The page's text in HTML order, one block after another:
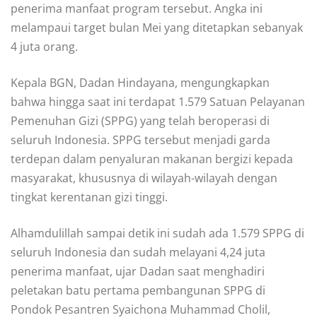
penerima manfaat program tersebut. Angka ini
melampaui target bulan Mei yang ditetapkan sebanyak
4 juta orang.
Kepala BGN, Dadan Hindayana, mengungkapkan
bahwa hingga saat ini terdapat 1.579 Satuan Pelayanan
Pemenuhan Gizi (SPPG) yang telah beroperasi di
seluruh Indonesia. SPPG tersebut menjadi garda
terdepan dalam penyaluran makanan bergizi kepada
masyarakat, khususnya di wilayah-wilayah dengan
tingkat kerentanan gizi tinggi.
Alhamdulillah sampai detik ini sudah ada 1.579 SPPG di
seluruh Indonesia dan sudah melayani 4,24 juta
penerima manfaat, ujar Dadan saat menghadiri
peletakan batu pertama pembangunan SPPG di
Pondok Pesantren Syaichona Muhammad Cholil,